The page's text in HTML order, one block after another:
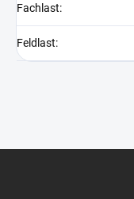
Fachlast:
Feldlast: